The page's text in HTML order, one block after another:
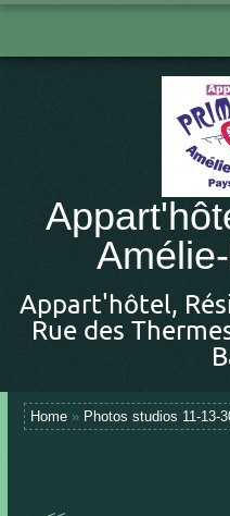
Appart'hôtel,
Rue des
Home » Photos studios 11-13-